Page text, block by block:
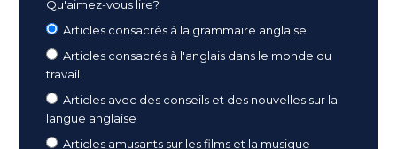
Qu'aimez-vous lire?
Articles consacrés à la grammaire anglaise
Articles consacrés à l'anglais dans le monde du
travail
Articles avec des conseils et des nouvelles sur la
langue anglaise
Articles amusants sur les films et la musique